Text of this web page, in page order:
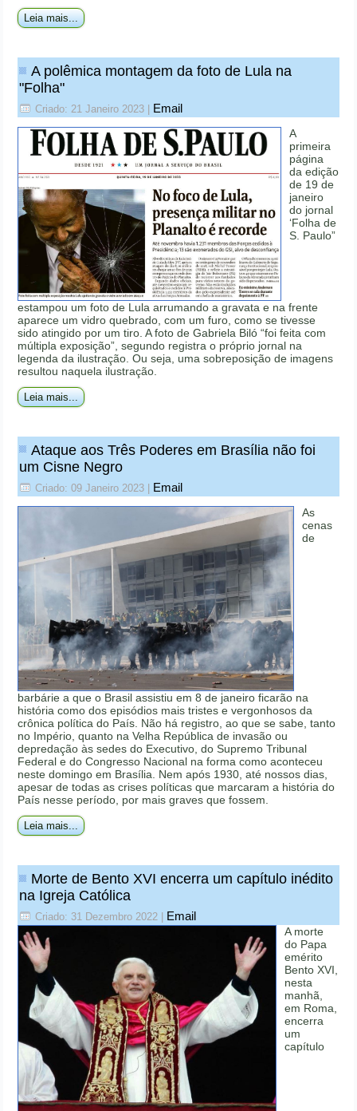
Leia mais...
A polêmica montagem da foto de Lula na
"Folha"
Criado: 21 Janeiro 2023 Email
A
primeira
página
da edição
de 19 de
janeiro
do jornal
‘Folha de
S. Paulo”
estampou um foto de Lula arrumando a gravata e na frente
aparece um vidro quebrado, com um furo, como se tivesse
sido atingido por um tiro. A foto de Gabriela Biló “foi feita com
múltipla exposição”, segundo registra o próprio jornal na
legenda da ilustração. Ou seja, uma sobreposição de imagens
resultou naquela ilustração.
Leia mais...
Ataque aos Três Poderes em Brasília não foi
um Cisne Negro
Criado: 09 Janeiro 2023 | Email
As
cenas
de
barbárie a que o Brasil assistiu em 8 de janeiro ficarão na
história como dos episódios mais tristes e vergonhosos da
crônica política do País. Não há registro, ao que se sabe, tanto
no Império, quanto na Velha República de invasão ou
depredação às sedes do Executivo, do Supremo Tribunal
Federal e do Congresso Nacional na forma como aconteceu
neste domingo em Brasília. Nem após 1930, até nossos dias,
apesar de todas as crises políticas que marcaram a história do
País nesse período, por mais graves que fossem.
Leia mais...
Morte de Bento XVI encerra um capítulo inédito
na Igreja Católica
Criado: 31 Dezembro 2022 Email
A morte
do Papa
emérito
Bento XVI,
nesta
manhã,
em Roma,
encerra
um
capítulo